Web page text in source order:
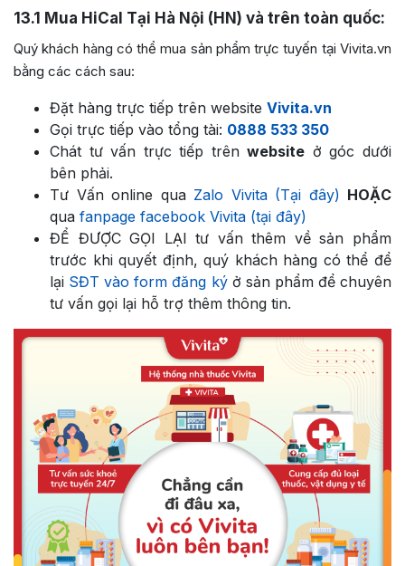
13.1 Mua HiCal Tại Hà Nội (HN) và trên toàn quốc:
Quý khách hàng có thể mua sản phẩm trực tuyến tại Vivita.vn
bằng các cách sau:
Đặt hàng trực tiếp trên website Vivita.vn
Gọi trực tiếp vào tổng tài: 0888 533 350
Chát tư vấn trực tiếp trênwebsite ở góc dưới
bên phải.
Tư Vấn online quaZalo Vivita (Tại đây) HOẶC
qua fanpage facebook Vivita (tại đây)
ĐỂ ĐƯỢC GỌI LẠI tư vấn thêm về sản phẩm
trước khi quyết định, quý khách hàng có thể để
lại SĐT vào form đăng kýở sản phẩm để chuyên
tư vấn gọi lại hỗ trợ thêm thông tin.